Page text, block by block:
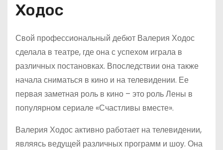
Ходос
Свой профессиональный дебют Валерия Ходос
сделала в театре, где она с успехом играла в
различных постановках. Впоследствии она также
начала сниматься в кино и на телевидении. Ее
первая заметная роль в кино – это роль Лены в
популярном сериале «Счастливы вместе».
Валерия Ходос активно работает на телевидении,
являясь ведущей различных программ и шоу. Она